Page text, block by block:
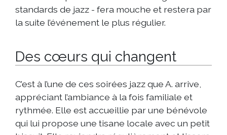
standards de jazz - fera mouche et restera par
la suite l’événement le plus régulier.
Des cœurs qui changent
C’est à l’une de ces soirées jazz que A. arrive,
appréciant l’ambiance à la fois familiale et
rythmée. Elle est accueillie par une bénévole
qui lui propose une tisane locale avec un petit